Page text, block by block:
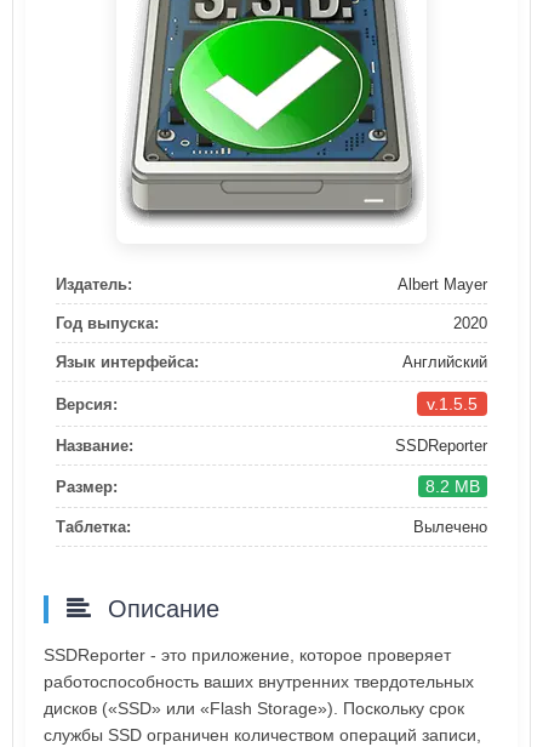
Издатель: Albert Mayer
Год выпуска: 2020
Язык интерфейса: Английский
Версия: v.1.5.5
Название: SSDReporter
Размер: 8.2 MB
Таблетка: Вылечено
Описание
SSDReporter - это приложение, которое проверяет
работоспособность ваших внутренних твердотельных
дисков («SSD» или «Flash Storage»). Поскольку срок
службы SSD ограничен количеством операций записи,